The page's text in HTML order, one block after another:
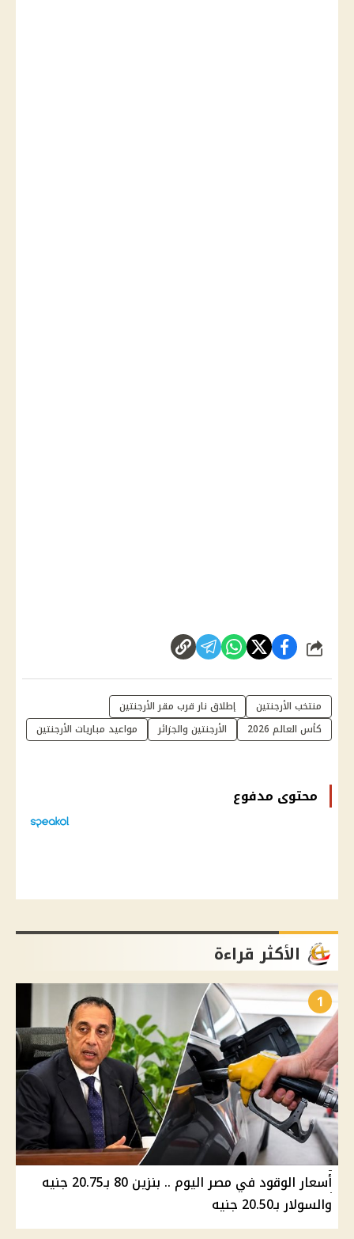
شارك
منتخب الأرجنتين
إطلاق نار قرب مقر الأرجنتين
كأس العالم 2026
الأرجنتين والجزائر مواعيد مباريات الأرجنتين
محتوى مدفوع
الأكثر قراءة
1
أسعار الوقود في مصر اليوم .. بنزين 80 بـ20.75 جنيه
والسولار بـ20.50 جنيه